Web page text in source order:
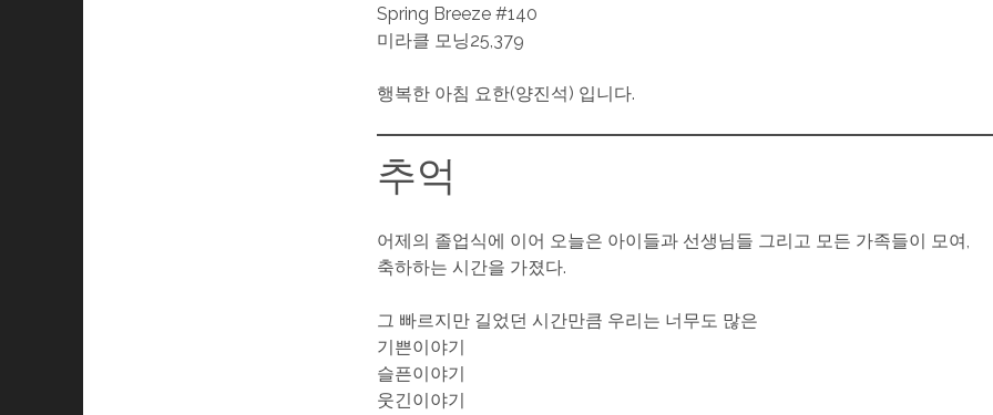
Spring Breeze #140
미라클 모닝25,379
행복한 아침 요한(양진석) 입니다.
추억
어제의 졸업식에 이어 오늘은 아이들과 선생님들 그리고 모든 가족들이 모여,
축하하는 시간을 가졌다.
그 빠르지만 길었던 시간만큼 우리는 너무도 많은
기쁜이야기
슬픈이야기
웃긴이야기